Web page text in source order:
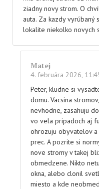
ziadny novy strom. O
auta. Za kazdy vyrúbaný
lokalite niekolko novych
Matej
4. februára 2026,
Peter, kludne si
domu. Vacsina
nevhodne, zasahuju
vo vela pripadoch aj
ohrozuju obyvatelov
prec. A pozrite si
nove stromy v takej
obmedzene. Nikto
okna, alebo clonil
miesto a kde